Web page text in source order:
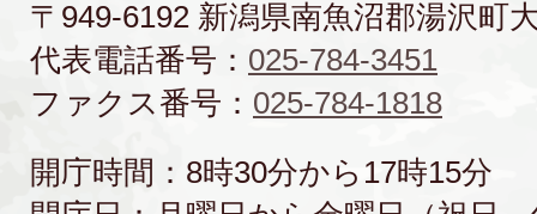
〒949-6192 新潟県南魚沼郡湯沢町
代表電話番号： 025-784-3451
ファクス番号： 025-784-1818
開庁時間：8時30分から17時15分